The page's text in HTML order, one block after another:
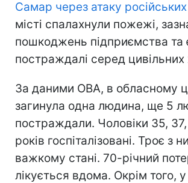
Самар через атаку
місті спалахнули пожежі,
пошкоджень підприємства та
постраждалі серед цивільних
За даними ОВА, в обласному
загинула одна людина, ще 5
постраждали. Чоловіки 35,
років госпіталізовані. Троє з
важкому стані. 70-річний
лікується вдома. Окрім того, у